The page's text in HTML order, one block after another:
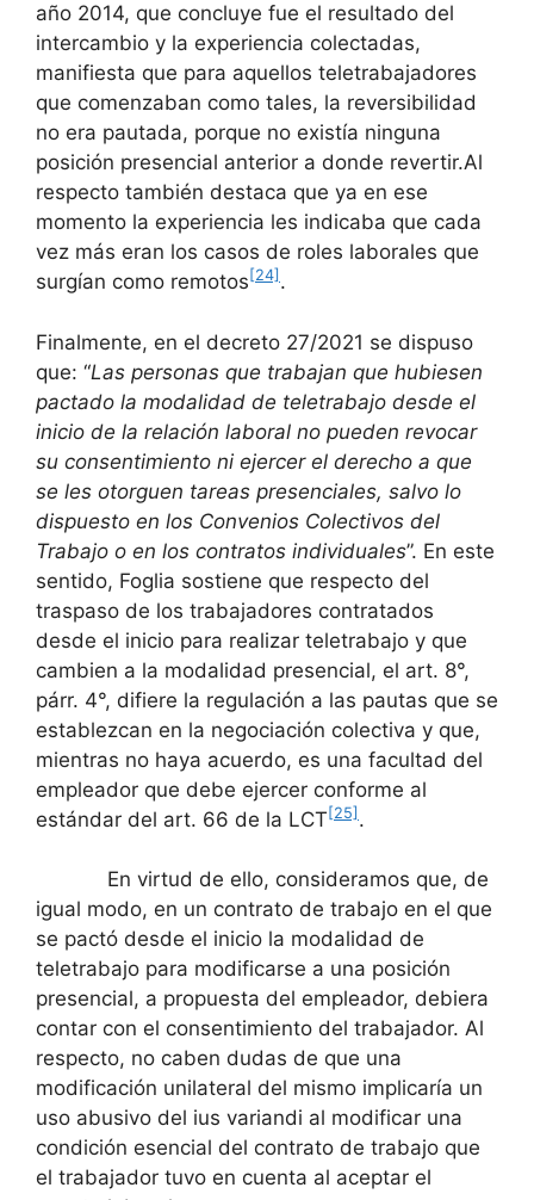
año 2014, que concluye fue el resultado del
intercambio y la experiencia colectadas,
manifiesta que para aquellos teletrabajadores
que comenzaban como tales, la reversibilidad
no era pautada, porque no existía ninguna
posición presencial anterior a donde revertir.Al
respecto también destaca que ya en ese
momento la experiencia les indicaba que cada
vez más eran los casos de roles laborales que
surgían como remotos [24] .
Finalmente, en el decreto 27/2021 se dispuso
que: “Las personas que trabajan que hubiesen
pactado la modalidad de teletrabajo desde el
inicio de la relación laboral no pueden revocar
su consentimiento ni ejercer el derecho a que
se les otorguen tareas presenciales, salvo lo
dispuesto en los Convenios Colectivos del
Trabajo o en los contratos individuales”. En este
sentido, Foglia sostiene que respecto del
traspaso de los trabajadores contratados
desde el inicio para realizar teletrabajo y que
cambien a la modalidad presencial, el art. 8°,
párr. 4°, difiere la regulación a las pautas que se
establezcan en la negociación colectiva y que,
mientras no haya acuerdo, es una facultad del
empleador que debe ejercer conforme al
estándar del art. 66 de la LCT[25] .
En virtud de ello, consideramos que, de
igual modo, en un contrato de trabajo en el que
se pactó desde el inicio la modalidad de
teletrabajo para modificarse a una posición
presencial, a propuesta del empleador, debiera
contar con el consentimiento del trabajador. Al
respecto, no caben dudas de que una
modificación unilateral del mismo implicaría un
uso abusivo del ius variandi al modificar una
condición esencial del contrato de trabajo que
el trabajador tuvo en cuenta al aceptar el